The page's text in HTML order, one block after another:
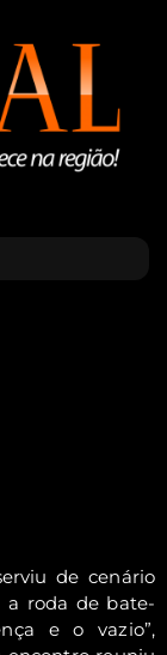
de cenário
a roda de bate-
e o vazio”,